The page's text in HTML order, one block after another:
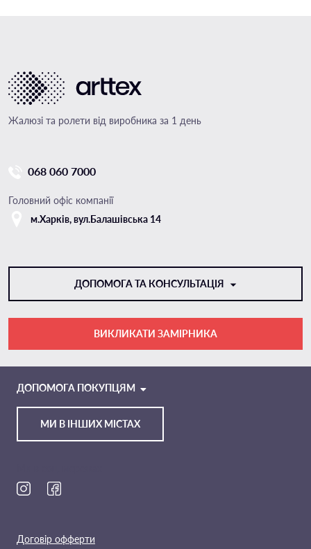
Жалюзі та ролети від виробника за 1 день
068 060 7000
Головний офіс компанії
м.Харкiв, вул.Балашівська 14
ДОПОМОГА ТА КОНСУЛЬТАЦІЯ
TELEGRAM
ВИКЛИКАТИ ЗАМІРНИКА
МИ В ІНШИХ МІСТАХ
ДОПОМОГА ПОКУПЦЯМ
Договір офферти